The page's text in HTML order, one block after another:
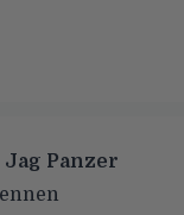
Jag Panzer